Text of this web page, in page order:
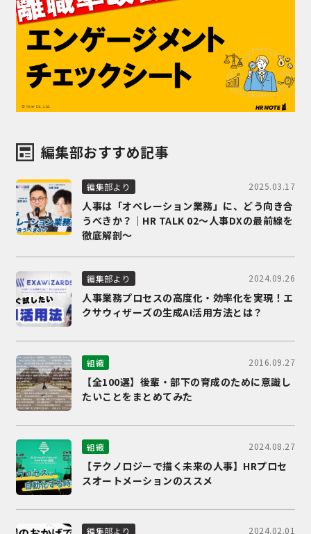
編集部おすすめ記事
編集部より 2025.03.17
人事は「オペレーション業務」に、どう向き合
うべきか？｜HR TALK 02～人事DXの最前線を
徹底解剖～
編集部より 2024.09.26
人事業務プロセスの高度化・効率化を実現！エ
クサウィザーズの生成AI活用方法とは？
組織 2016.09.27
【全100選】後輩・部下の育成のために意識し
たいことをまとめてみた
組織 2024.08.27
【テクノロジーで描く未来の人事】HRプロセ
スオートメーションのススメ
編集部より 2024.02.01